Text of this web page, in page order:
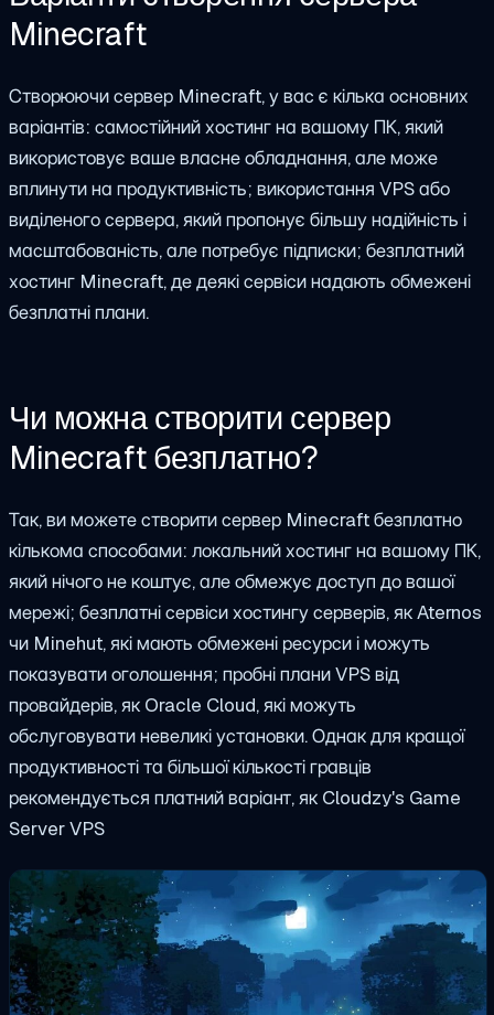
Minecraft
Створюючи сервер Minecraft, у вас є кілька основних
варіантів: самостійний хостинг на вашому ПК, який
використовує ваше власне обладнання, але може
вплинути на продуктивність; використання VPS або
виділеного сервера, який пропонує більшу надійність і
масштабованість, але потребує підписки; безплатний
хостинг Minecraft, де деякі сервіси надають обмежені
безплатні плани.
Чи можна створити сервер
Minecraft безплатно?
Так, ви можете створити сервер Minecraft безплатно
кількома способами: локальний хостинг на вашому ПК,
який нічого не коштує, але обмежує доступ до вашої
мережі; безплатні сервіси хостингу серверів, як Aternos
чи Minehut, які мають обмежені ресурси і можуть
показувати оголошення; пробні плани VPS від
провайдерів, як Oracle Cloud, які можуть
обслуговувати невеликі установки. Однак для кращої
продуктивності та більшої кількості гравців
рекомендується платний варіант, як Cloudzy's Game
Server VPS